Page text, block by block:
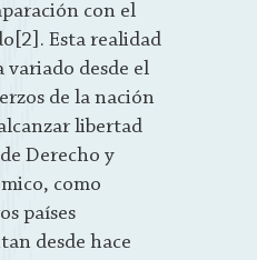
con el
Esta realidad
desde el
de la nación
libertad
Derecho y
como
países
desde hace